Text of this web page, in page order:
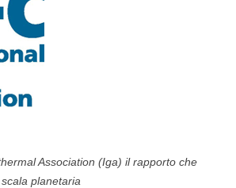
Association (Iga) il rapporto che
planetaria